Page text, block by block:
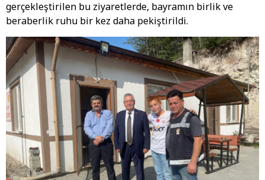
gerçekleştirilen bu ziyaretlerde, bayramın birlik ve
beraberlik ruhu bir kez daha pekiştirildi.